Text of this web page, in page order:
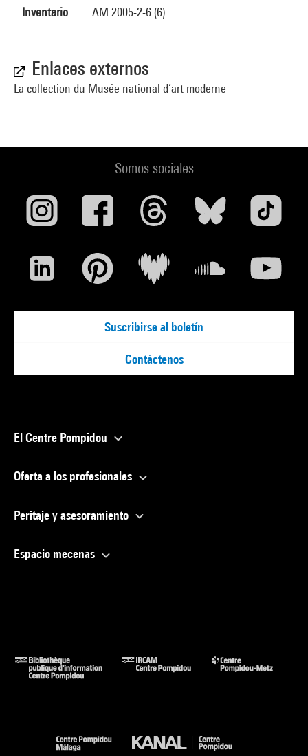
Inventario AM 2005-2-6 (6)
Enlaces externos
La collection du Musée national d’art moderne
Somos sociales
Suscribirse al boletín
Contáctenos
El Centre Pompidou
Oferta a los profesionales
Peritaje y asesoramiento
Espacio mecenas